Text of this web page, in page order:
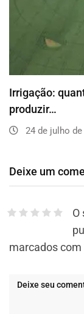
Irrigação:
produzir…
24 de julho de
Deixe um
O
marcados com